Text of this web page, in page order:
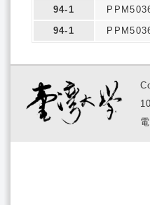
94-1
94-1